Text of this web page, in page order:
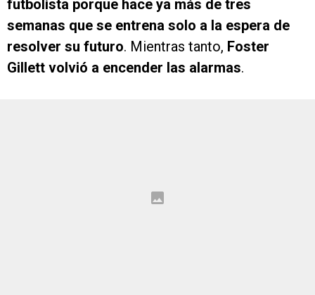
futbolista porque hace ya más de tres
semanas que se entrena solo a la espera de
resolver su futuro. Mientras tanto, Foster
Gillett volvió a encender las alarmas.